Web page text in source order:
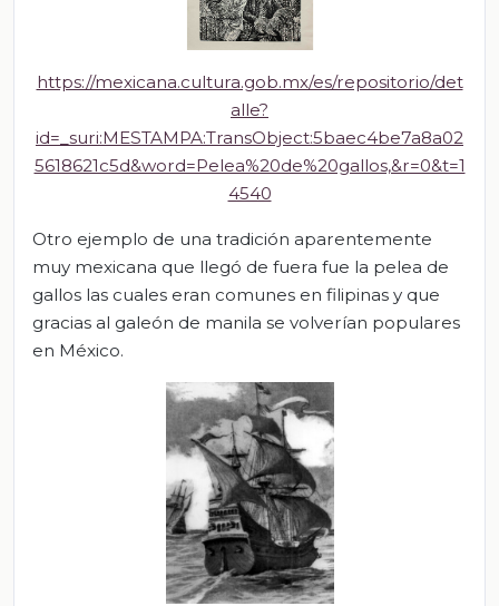
https://mexicana.cultura.gob.mx/es/repositorio/det
alle?
id=_suri:MESTAMPA:TransObject:5baec4be7a8a02
5618621c5d&word=Pelea%20de%20gallos,&r=0&t=1
4540
Otro ejemplo de una tradición aparentemente
muy mexicana que llegó de fuera fue la pelea de
gallos las cuales eran comunes en filipinas y que
gracias al galeón de manila se volverían populares
en México.